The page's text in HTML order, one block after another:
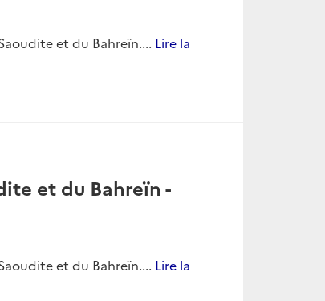
et du Bahreïn.... Lire la
et du Bahreïn -
et du Bahreïn.... Lire la